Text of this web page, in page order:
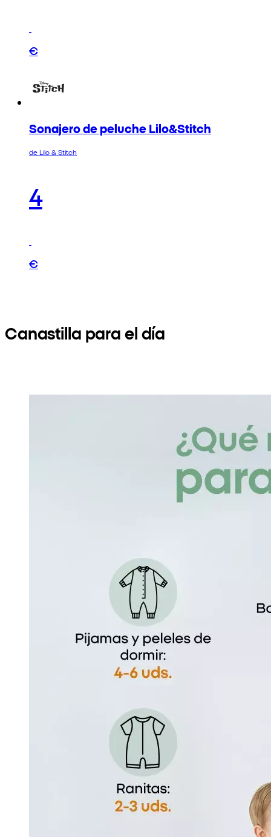
€
Sonajero de peluche Lilo&Stitch
de Lilo & Stitch
4
€
Canastilla para el día